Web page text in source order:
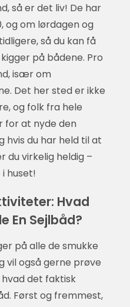
så er det liv! De har
og om lørdagen og
så du kan få
på bådene. Pro
især om
Det her sted er ikke
og folk fra hele
for at nyde den
du har held til at
du virkelig heldig –
huset!
Hvad
En Sejlbåd?
på alle de smukke
vil også gerne prøve
hvad det faktisk
Først og fremmest,